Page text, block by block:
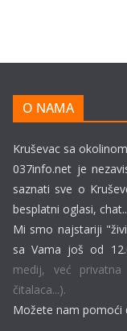
O NAMA
Kruševac sa
037info.net je
saznati sve o
besplatni oglasi,
Mi smo najstariji
sa Vama još od
medij, već
čitalaca...).
Možete nam pomoći